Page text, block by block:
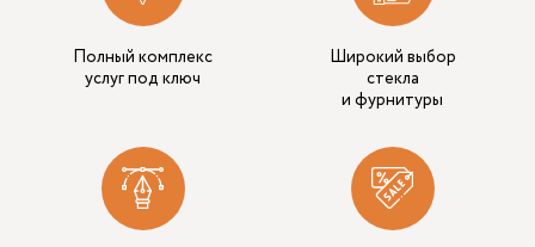
Полный комплекс
услуг под ключ
Широкий выбор
стекла
и фурнитуры